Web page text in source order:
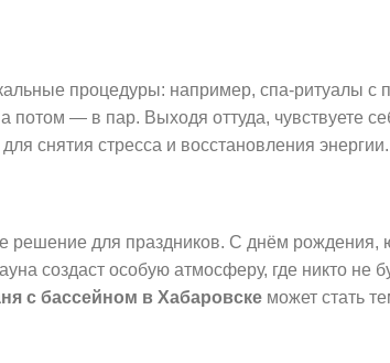
процедуры: например, спа-ритуалы с
— в пар. Выходя оттуда, чувствуете
снятия стресса и восстановления энергии.
решение для праздников. С днём
создаст особую атмосферу, где никто не
с бассейном в Хабаровске может стать